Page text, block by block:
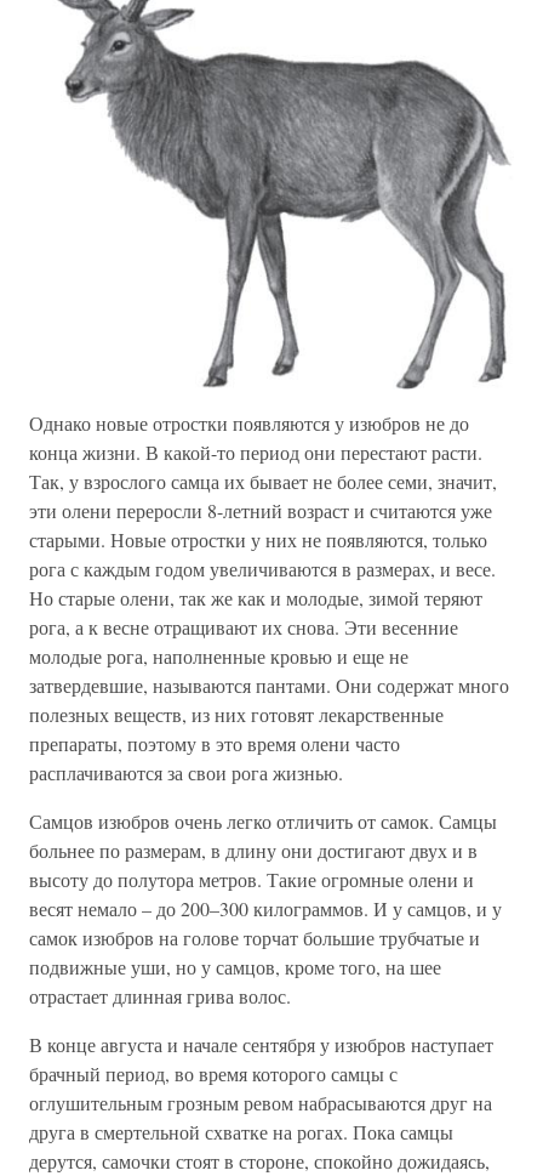
Однако новые отростки появляются у изюбров не до
конца жизни. В какой-то период они перестают расти.
Так, у взрослого самца их бывает не более семи, значит,
эти олени переросли 8-летний возраст и считаются уже
старыми. Новые отростки у них не появляются, только
рога с каждым годом увеличиваются в размерах, и весе.
Но старые олени, так же как и молодые, зимой теряют
рога, а к весне отращивают их снова. Эти весенние
молодые рога, наполненные кровью и еще не
затвердевшие, называются пантами. Они содержат много
полезных веществ, из них готовят лекарственные
препараты, поэтому в это время олени часто
расплачиваются за свои рога жизнью.
Самцов изюбров очень легко отличить от самок. Самцы
больнее по размерам, в длину они достигают двух и в
высоту до полутора метров. Такие огромные олени и
весят немало – до 200–300 килограммов. И у самцов, и у
самок изюбров на голове торчат большие трубчатые и
подвижные уши, но у самцов, кроме того, на шее
отрастает длинная грива волос.
В конце августа и начале сентября у изюбров наступает
брачный период, во время которого самцы с
оглушительным грозным ревом набрасываются друг на
друга в смертельной схватке на рогах. Пока самцы
дерутся, самочки стоят в стороне, спокойно дожидаясь,